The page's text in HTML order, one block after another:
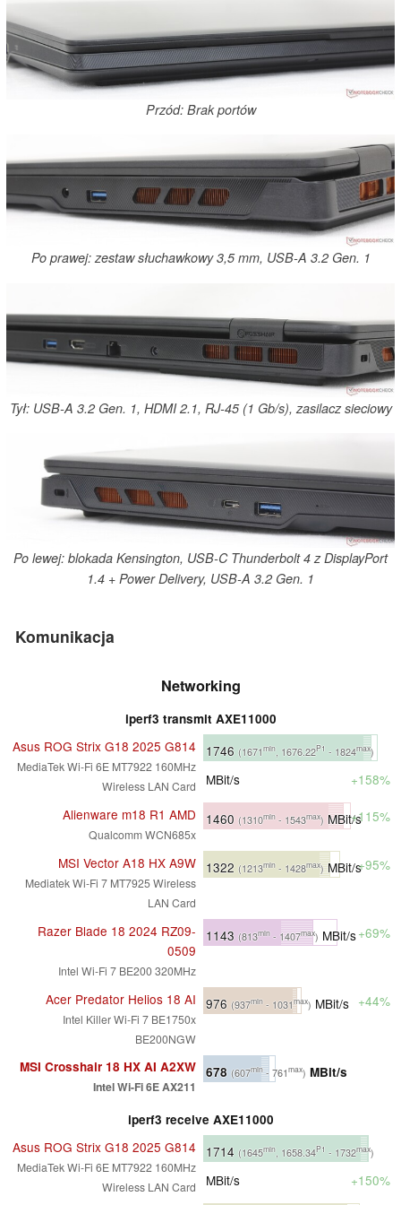
Przód: Brak portów
Po prawej: zestaw słuchawkowy 3,5 mm, USB-A 3.2 Gen. 1
Tył: USB-A 3.2 Gen. 1, HDMI 2.1, RJ-45 (1 Gb/s), zasilacz sieciowy
Po lewej: blokada Kensington, USB-C Thunderbolt 4 z DisplayPort
1.4 + Power Delivery, USB-A 3.2 Gen. 1
Komunikacja
Networking
iperf3 transmit AXE11000
Asus ROG Strix G18 2025 G814
MediaTek Wi-Fi 6E MT7922 160MHz
Wireless LAN Card
1746 (1671min , 1676.22P1 - 1824max)
MBit/s
+158%
Alienware m18 R1 AMD
Qualcomm WCN685x
1460 (1310min - 1543max) MBit/s+115%
MSI Vector A18 HX A9W
Mediatek Wi-Fi 7 MT7925 Wireless
LAN Card
1322 (1213min - 1428max)MBit/s+95%
Razer Blade 18 2024 RZ09-
0509
Intel Wi-Fi 7 BE200 320MHz
1143 (813min - 1407max) MBit/s+69%
Acer Predator Helios 18 AI
Intel Killer Wi-Fi 7 BE1750x
BE200NGW
976 (937min - 1031max) MBit/s +44%
MSI Crosshair 18 HX AI A2XW
Intel Wi-Fi 6E AX211
678 (607min- 761max) MBit/s
iperf3 receive AXE11000
Asus ROG Strix G18 2025 G814
MediaTek Wi-Fi 6E MT7922 160MHz
Wireless LAN Card
1714 (1645min , 1658.34P1 - 1732max)
MBit/s +150%